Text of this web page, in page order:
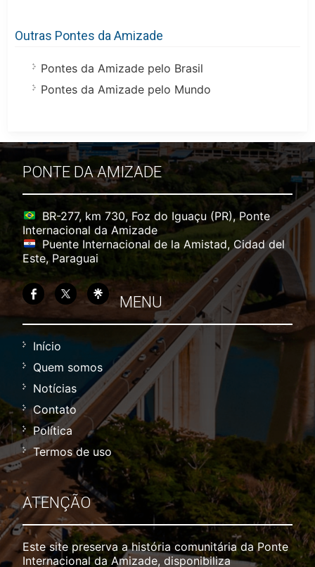
Outras Pontes da Amizade
Pontes da Amizade pelo Brasil
Pontes da Amizade pelo Mundo
PONTE DA AMIZADE
BR-277, km 730, Foz do Iguaçu (PR), Ponte
Internacional da Amizade
Puente Internacional de la Amistad, Cidad del
Este, Paraguai
MENU
Início
Quem somos
Notícias
Contato
Política
Termos de uso
ATENÇÃO
Este site preserva a história comunitária da Ponte
Internacional da Amizade, disponibiliza